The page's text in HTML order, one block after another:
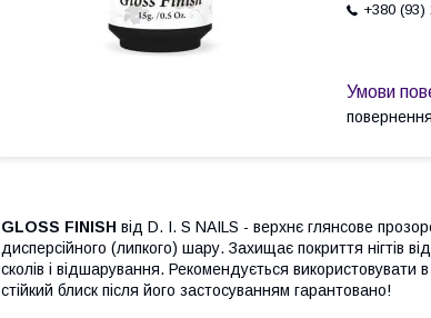
+380 (93)
GLOSS FINISH від D. I. S NAILS - верхнє глянсове
дисперсійного (липкого) шару. Захищає покриття нігтів
сколів і відшарування. Рекомендується
стійкий блиск після його застосуванням гарантовано!